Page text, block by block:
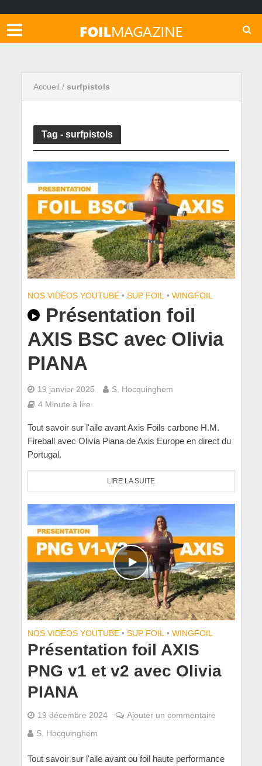
Accueil / surfpistols
Tag - surfpistols
NOS VIDÉOS YOUTUBE • SUP FOIL • WINGFOIL
Présentation foil
AXIS BSC avec Olivia
PIANA
19 janvier 2025
S. Hocquinghem
4 Minute à lire
Tout savoir sur l'aile avant Axis Foils carbone H.M.
Fireball avec Olivia Piana de Axis Europe en direct du
Portugal.
LIRE LA SUITE
NOS VIDÉOS YOUTUBE • SUP FOIL • WINGFOIL
Présentation foil AXIS
PNG v1 et v2 avec Olivia
PIANA
19 décembre 2024
Ajouter un commentaire
S. Hocquinghem
Tout savoir sur l'aile avant ou foil haute performance